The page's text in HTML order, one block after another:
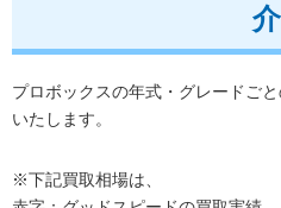
介
プロボックスの年式・グレードご
いたします。
※下記買取相場は、